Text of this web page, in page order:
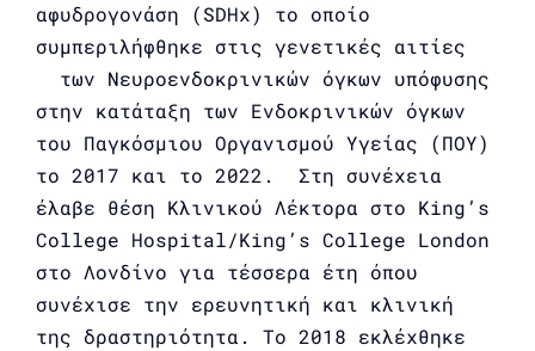
αφυδρογονάση (SDHx) το οποίο
συμπεριλήφθηκε στις γενετικές αιτίες
των Νευροενδοκρινικών όγκων υπόφυσης
στην κατάταξη των Ενδοκρινικών όγκων
του Παγκόσμιου Οργανισμού Υγείας (ΠΟΥ)
το 2017 και το 2022. Στη συνέχεια
έλαβε θέση Κλινικού Λέκτορα στο Κing’s
College Hospital/Κing’s College London
στο Λονδίνο για τέσσερα έτη όπου
συνέχισε την ερευνητική και κλινική
της δραστηριότητα. Το 2018 εκλέχθηκε